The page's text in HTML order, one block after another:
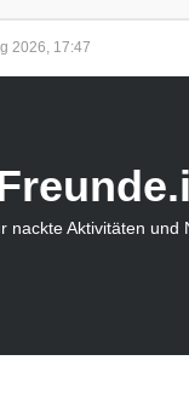
2026, 17:47
nackte Aktivitäten und